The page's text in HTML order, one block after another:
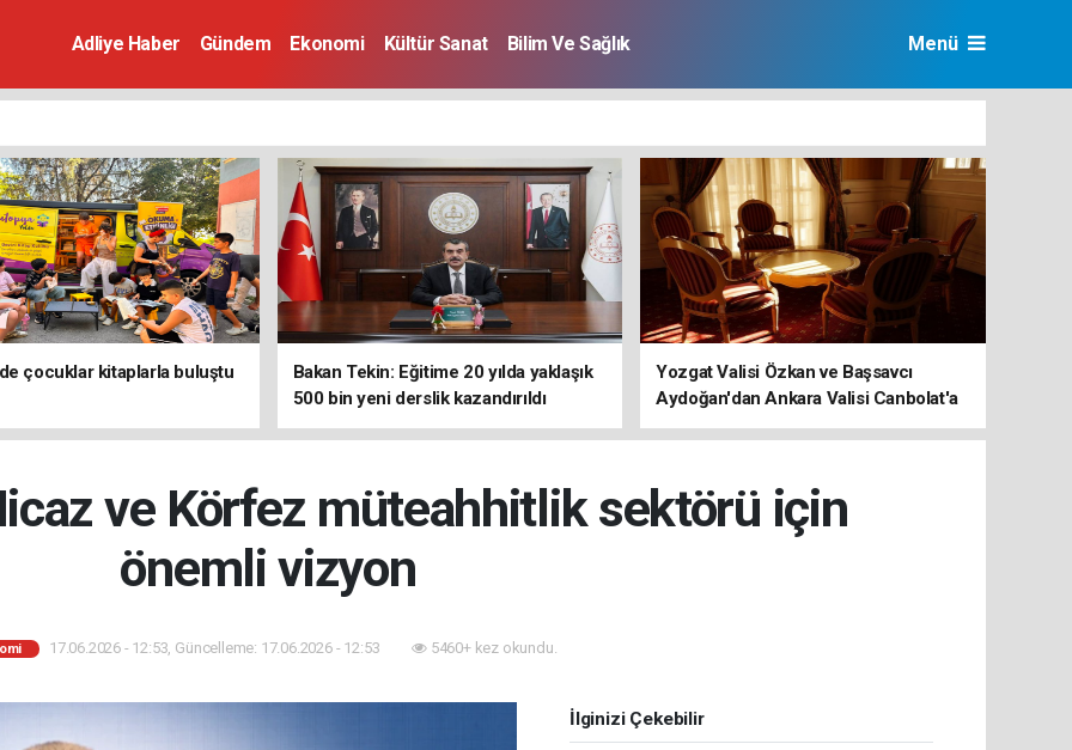
Adliye Haber Gündem Ekonomi Kültür Sanat Bilim Ve Sağlık Menü
çocuklar kitaplarla buluştu
Bakan Tekin: Eğitime 20 yılda yaklaşık
500 bin yeni derslik kazandırıldı
Yozgat Valisi Özkan ve Başsavcı
Aydoğan'dan Ankara Valisi Canbolat'a
ziyaret
ve Körfez müteahhitlik sektörü için
önemli vizyon
17.06.2026 - 12:53, Güncelleme: 17.06.2026 - 12:53 5460+ kez okundu.
İlginizi Çekebilir